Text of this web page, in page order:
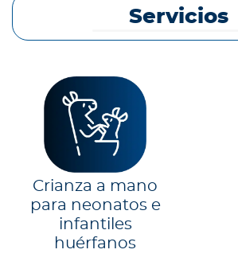
Servicios
Crianza a mano
para neonatos e
infantiles
huérfanos